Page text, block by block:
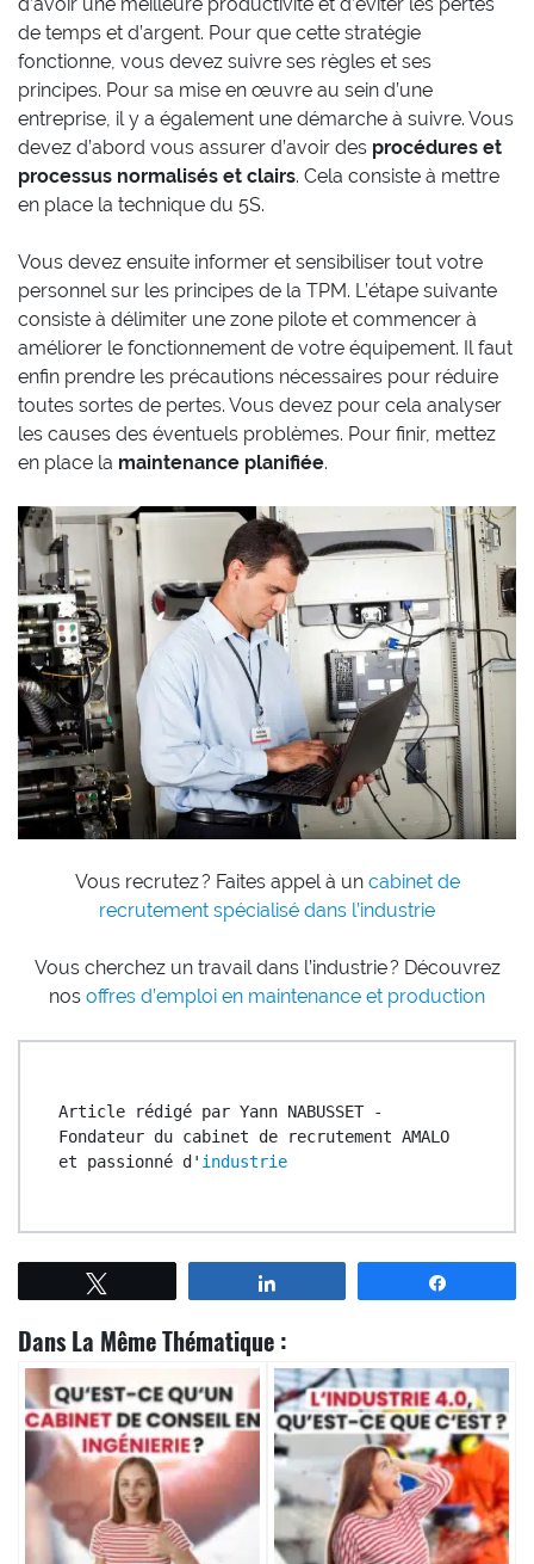
d’avoir une meilleure productivité et d’éviter les pertes
de temps et d’argent. Pour que cette stratégie
fonctionne, vous devez suivre ses règles et ses
principes. Pour sa mise en œuvre au sein d’une
entreprise, il y a également une démarche à suivre. Vous
devez d’abord vous assurer d’avoir des procédures et
processus normalisés et clairs. Cela consiste à mettre
en place la technique du 5S.
Vous devez ensuite informer et sensibiliser tout votre
personnel sur les principes de la TPM. L’étape suivante
consiste à délimiter une zone pilote et commencer à
améliorer le fonctionnement de votre équipement. Il faut
enfin prendre les précautions nécessaires pour réduire
toutes sortes de pertes. Vous devez pour cela analyser
les causes des éventuels problèmes. Pour finir, mettez
en place la maintenance planifiée.
Vous recrutez ? Faites appel à un cabinet de
recrutement spécialisé dans l’industrie
Vous cherchez un travail dans l’industrie ? Découvrez
nos offres d’emploi en maintenance et production
Article rédigé par Yann NABUSSET -
Fondateur du cabinet de recrutement AMALO
et passionné d' industrie
Dans La Même Thématique :